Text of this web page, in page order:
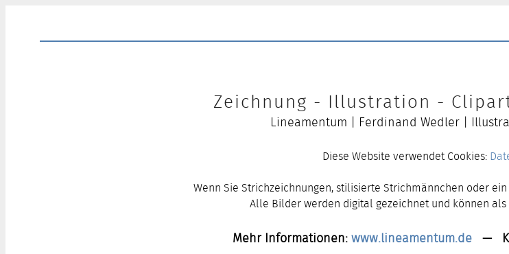
Zeichnung - Illustration -
Lineamentum | Ferdinand Wedler |
Diese Website verwendet Cookies:
Wenn Sie Strichzeichnungen, stilisierte Strichmännchen oder
Alle Bilder werden digital gezeichnet und können
Mehr Informationen:www.lineamentum.de—